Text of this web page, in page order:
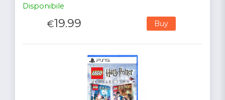
Disponibile
€19.99 Buy